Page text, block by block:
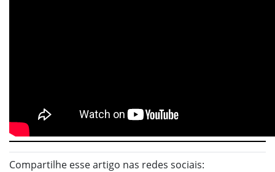
Compartilhe esse artigo nas redes sociais: